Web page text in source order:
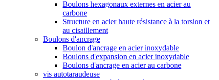
Boulons hexagonaux externes en acier au
carbone
Structure en acier haute résistance à la torsion et
au cisaillement
Boulons d'ancrage
Boulon d'ancrage en acier inoxydable
Boulons d'expansion en acier inoxydable
Boulons d'ancrage en acier au carbone
vis autotaraudeuse